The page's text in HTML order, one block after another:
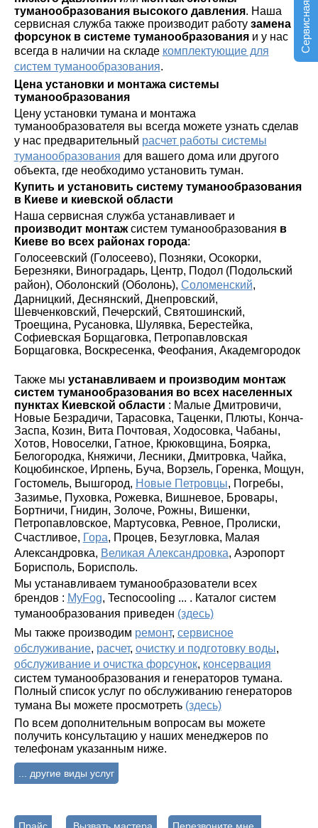
туманообразования высокого давления. Наша
сервисная служба также производит работу замена
форсунок в системе туманообразования и у нас
всегда в наличии на складе комплектующие для
систем туманообразования.
Цена установки и монтажа системы
туманообразования
Цену установки тумана и монтажа
туманообразователя вы всегда можете узнать сделав
у нас предварительный расчет работы системы
туманообразования для вашего дома или другого
объекта, где необходимо установить туман.
Купить и установить систему туманообразования
в Киеве и киевской области
Наша сервисная служба устанавливает и
производит монтажсистем туманообразования в
Киеве во всех районах города:
Голосеевский (Голосеево), Позняки, Осокорки,
Березняки, Виноградарь, Центр, Подол (Подольский
район), Оболонский (Оболонь), Соломенский,
Дарницкий, Деснянский, Днепровский,
Шевченковский, Печерский, Святошинский,
Троещина, Русановка, Шулявка, Берестейка,
Софиевская Борщаговка, Петропавловская
Борщаговка, Воскресенка, Феофания, Академгородок
Также мы устанавливаем и производим монтаж
систем туманообразования во всех населенных
пунктах Киевской области : Малые Дмитровичи,
Новые Безрадичи, Тарасовка, Таценки, Плюты, Конча-
Заспа, Козин, Вита Почтовая, Ходосовка, Чабаны,
Хотов, Новоселки, Гатное, Крюковщина, Боярка,
Белогородка, Княжичи, Лесники, Дмитровка, Чайка,
Коцюбинское, Ирпень, Буча, Ворзель, Горенка, Мощун,
Гостомель, Вышгород, Новые Петровцы, Погребы,
Зазимье, Пуховка, Рожевка, Вишневое, Бровары,
Бортничи, Гнидин, Золоче, Рожны, Вишенки,
Петропавловское, Мартусовка, Ревное, Пролиски,
Счастливое, Гора, Процев, Безугловка, Малая
Александровка, Великая Александровка, Аэропорт
Борисполь, Борисполь.
Мы устанавливаем туманообразователи всех
брендов : MyFog, Tecnocooling ... . Каталог систем
туманообразования приведен (здесь)
Мы также производим ремонт, сервисное
обслуживание, расчет, очистку и подготовку воды,
обслуживание и очистка форсунок, консервация
систем туманообразования и генераторов тумана.
Полный список услуг по обслуживанию генераторов
тумана Вы можете просмотреть (здесь)
По всем дополнительным вопросам вы можете
получить консультацию у наших менеджеров по
телефонам указанным ниже.
... другие виды услуг